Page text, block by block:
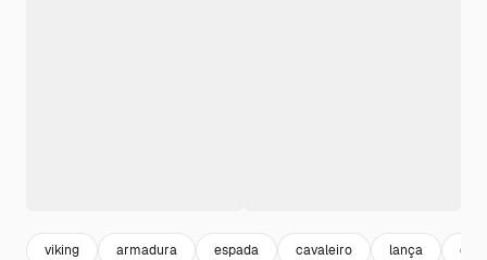
viking armadura espada cavaleiro lança